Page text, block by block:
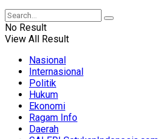
No Result
View All Result
Nasional
Internasional
Politik
Hukum
Ekonomi
Ragam Info
Daerah